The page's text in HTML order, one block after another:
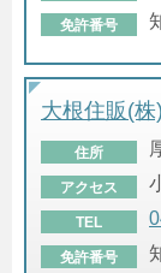
免許番号
大根住販(株)
住所
アクセス
TEL
免許番号